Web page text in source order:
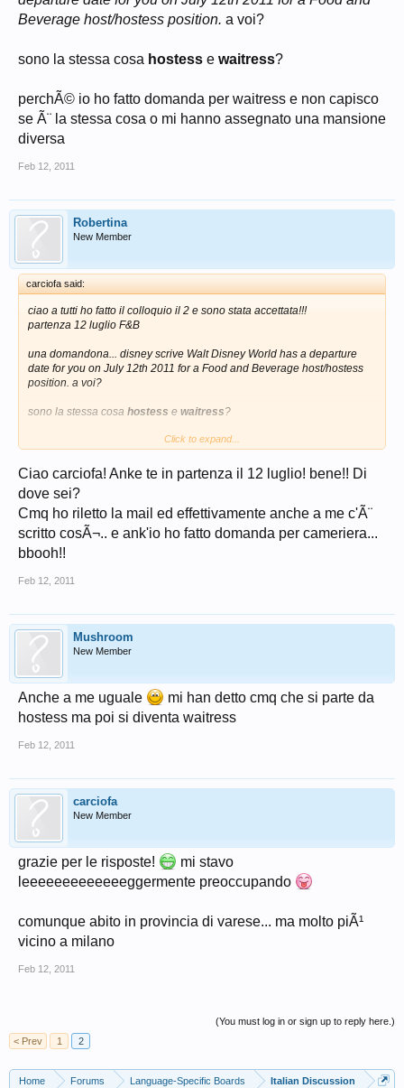
Beverage host/hostess position. a voi?
sono la stessa cosa hostess e waitress?
perchÃ© io ho fatto domanda per waitress e non capisco
se Ã¨ la stessa cosa o mi hanno assegnato una mansione
diversa
Feb 12, 2011
Robertina
New Member
carciofa said:
ciao a tutti ho fatto il colloquio il 2 e sono stata accettata!!!
partenza 12 luglio F&B
una domandona... disney scrive Walt Disney World has a departure
date for you on July 12th 2011 for a Food and Beverage host/hostess
position. a voi?
sono la stessa cosa hostess e waitress?
perchÃ© io ho fatto domanda per waitress e non capisco se Ã¨ la
Click to expand...
Ciao carciofa! Anke te in partenza il 12 luglio! bene!! Di
dove sei?
Cmq ho riletto la mail ed effettivamente anche a me c'Ã¨
scritto cosÃ¬.. e ank'io ho fatto domanda per cameriera...
bbooh!!
Feb 12, 2011
Mushroom
New Member
Anche a me uguale
mi han detto cmq che si parte da
hostess ma poi si diventa waitress
Feb 12, 2011
carciofa
New Member
grazie per le risposte!
mi stavo
leeeeeeeeeeeeeggermente preoccupando
comunque abito in provincia di varese... ma molto piÃ¹
vicino a milano
Feb 12, 2011
(You must log in or sign up to reply here.)
< Prev
1 2
Home Forums Language-Specific Boards Italian Discussion